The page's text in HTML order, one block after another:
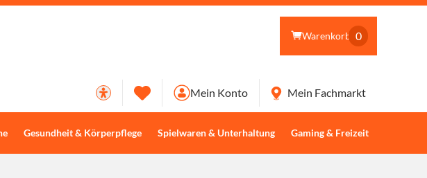
Warenkorb 0
Gesundheit & Körperpflege Spielwaren & Unterhaltung Gaming & Freizeit
Mein Konto Mein Fachmarkt